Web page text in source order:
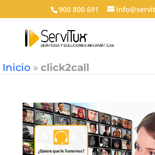
900 800 691
Inicio » click2call